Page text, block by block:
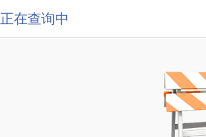
正在查询中